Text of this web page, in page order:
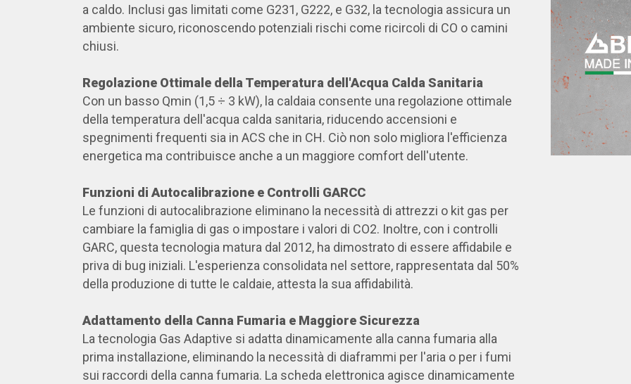
a caldo. Inclusi gas limitati come G231, G222, e G32, la tecnologia assicura un
ambiente sicuro, riconoscendo potenziali rischi come ricircoli di CO o camini
chiusi.
Regolazione Ottimale della Temperatura dell'Acqua Calda Sanitaria
Con un basso Qmin (1,5 ÷ 3 kW), la caldaia consente una regolazione ottimale
della temperatura dell'acqua calda sanitaria, riducendo accensioni e
spegnimenti frequenti sia in ACS che in CH. Ciò non solo migliora l'efficienza
energetica ma contribuisce anche a un maggiore comfort dell'utente.
Funzioni di Autocalibrazione e Controlli GARCC
Le funzioni di autocalibrazione eliminano la necessità di attrezzi o kit gas per
cambiare la famiglia di gas o impostare i valori di CO2. Inoltre, con i controlli
GARC, questa tecnologia matura dal 2012, ha dimostrato di essere affidabile e
priva di bug iniziali. L'esperienza consolidata nel settore, rappresentata dal 50%
della produzione di tutte le caldaie, attesta la sua affidabilità.
Adattamento della Canna Fumaria e Maggiore Sicurezza
La tecnologia Gas Adaptive si adatta dinamicamente alla canna fumaria alla
prima installazione, eliminando la necessità di diaframmi per l'aria o per i fumi
sui raccordi della canna fumaria. La scheda elettronica agisce dinamicamente